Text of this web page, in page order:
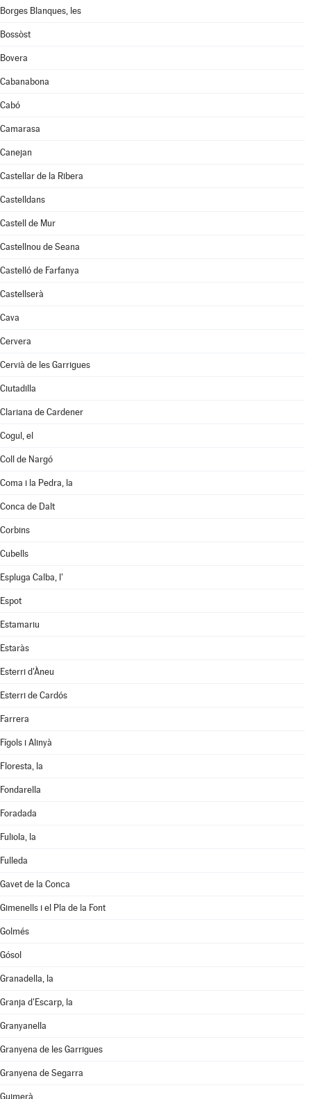
Borges Blanques, les
Bossòst
Bovera
Cabanabona
Cabó
Camarasa
Canejan
Castellar de la Ribera
Castelldans
Castell de Mur
Castellnou de Seana
Castelló de Farfanya
Castellserà
Cava
Cervera
Cervià de les Garrigues
Ciutadilla
Clariana de Cardener
Cogul, el
Coll de Nargó
Coma i la Pedra, la
Conca de Dalt
Corbins
Cubells
Espluga Calba, l'
Espot
Estamariu
Estaràs
Esterri d'Àneu
Esterri de Cardós
Farrera
Fígols i Alinyà
Floresta, la
Fondarella
Foradada
Fuliola, la
Fulleda
Gavet de la Conca
Gimenells i el Pla de la Font
Golmés
Gósol
Granadella, la
Granja d'Escarp, la
Granyanella
Granyena de les Garrigues
Granyena de Segarra
Guimerà